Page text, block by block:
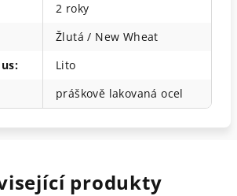
2 roky
Žlutá / New Wheat
:
Lito
práškově lakovaná ocel
produkty